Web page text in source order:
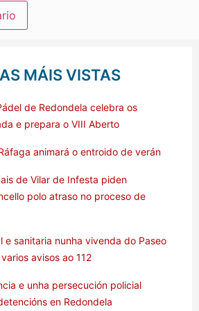
MÁIS VISTAS
de Redondela celebra os
e prepara o VIII Aberto
animará o entroido de verán
de Vilar de Infesta piden
polo atraso no proceso de
e sanitaria nunha vivenda do Paseo
avisos ao 112
e unha persecución policial
en Redondela